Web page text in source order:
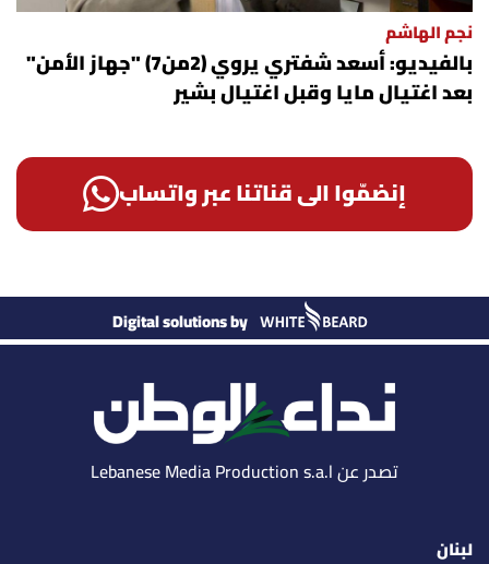
نجم الهاشم
بالفيديو: أسعد شفتري يروي (2من7) "جهاز الأمن"
بعد اغتيال مايا وقبل اغتيال بشير
إنضمّوا الى قناتنا عبر واتساب
Digital solutions by
تصدر عن Lebanese Media Production s.a.l
لبنان